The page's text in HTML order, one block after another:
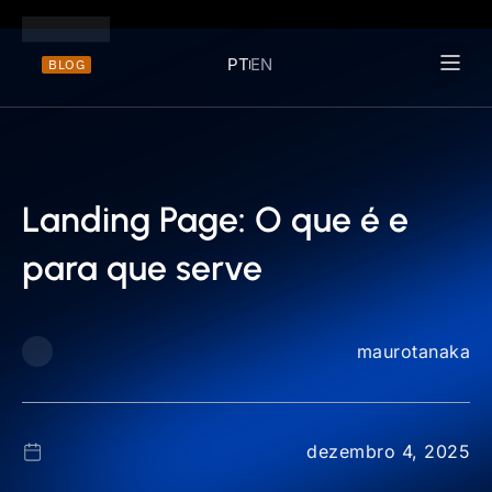
BLOG PTEN
Landing Page: O que é e
para que serve
maurotanaka
dezembro 4, 2025